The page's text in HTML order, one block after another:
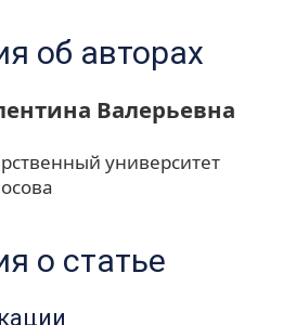
об авторах
Валерьевна
университет
о статье